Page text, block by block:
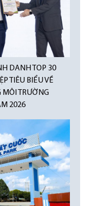
DANH TOP 30
TIÊU BIỂU VỀ
MÔI TRƯỜNG
2026